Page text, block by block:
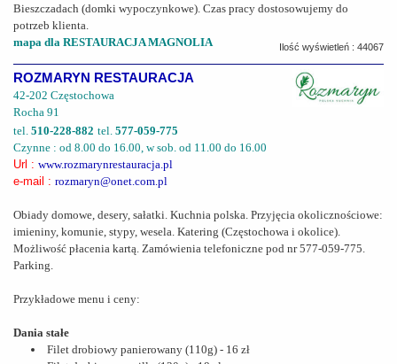
Bieszczadach (domki wypoczynkowe). Czas pracy dostosowujemy do
potrzeb klienta.
mapa dla RESTAURACJA MAGNOLIA
Ilość wyświetleń : 44067
ROZMARYN RESTAURACJA
42-202 Częstochowa
Rocha 91
tel. 510-228-882 tel. 577-059-775
Czynne : od 8.00 do 16.00, w sob. od 11.00 do 16.00
Url : www.rozmarynrestauracja.pl
e-mail : rozmaryn@onet.com.pl
Obiady domowe, desery, sałatki. Kuchnia polska. Przyjęcia okolicznościowe:
imieniny, komunie, stypy, wesela. Katering (Częstochowa i okolice).
Możliwość płacenia kartą. Zamówienia telefoniczne pod nr 577-059-775.
Parking.
Przykładowe menu i ceny:
Dania stałe
Filet drobiowy panierowany (110g) - 16 zł